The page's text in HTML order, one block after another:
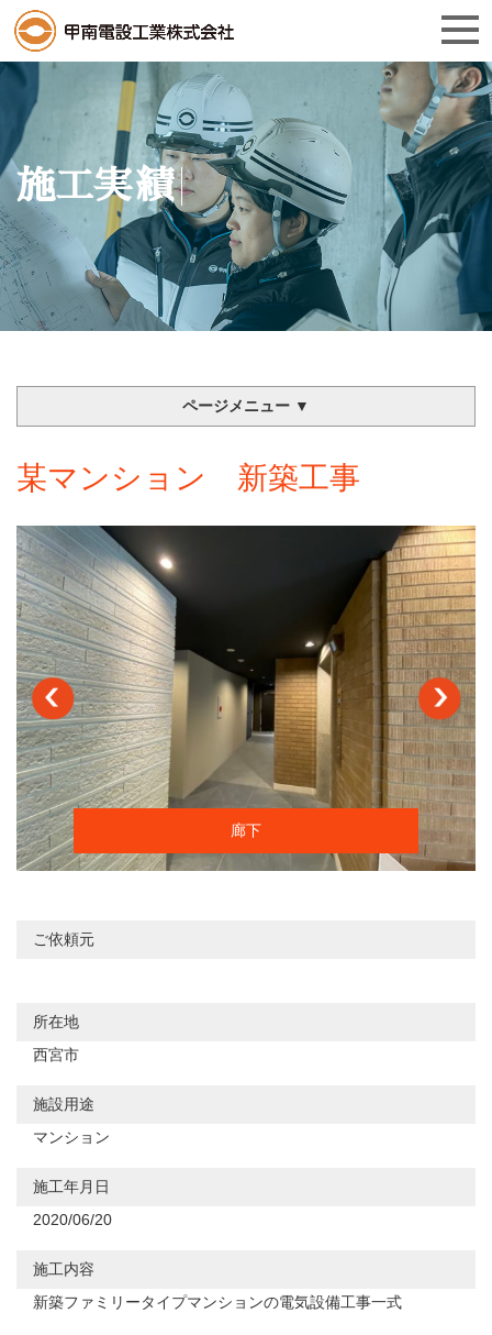
施工実績
ページメニュー ▼
某マンション 新築工事
廊下
ご依頼元
所在地
西宮市
施設用途
マンション
施工年月日
2020/06/20
施工内容
新築ファミリータイプマンションの電気設備工事一式